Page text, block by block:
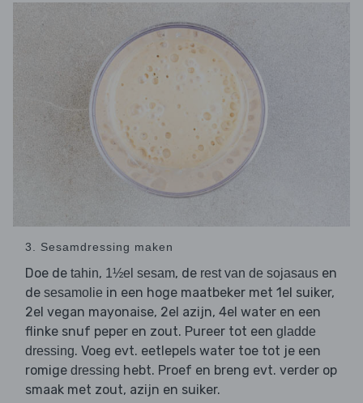
3. Sesamdressing maken
Doe de tahin, 1½el sesam, de rest van de sojasaus en
de sesamolie in een hoge maatbeker met 1el suiker,
2el vegan mayonaise, 2el azijn, 4el water en een
flinke snuf peper en zout. Pureer tot een gladde
dressing. Voeg evt. eetlepels water toe tot je een
romige dressing hebt. Proef en breng evt. verder op
smaak met zout, azijn en suiker.